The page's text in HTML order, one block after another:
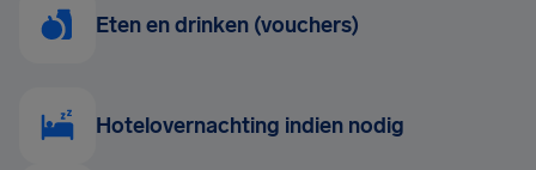
Eten en drinken (vouchers)
Hotelovernachting indien nodig